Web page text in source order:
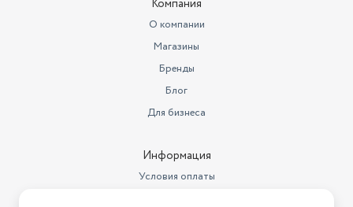
Компания
О компании
Магазины
Бренды
Блог
Для бизнеса
Информация
Условия оплаты